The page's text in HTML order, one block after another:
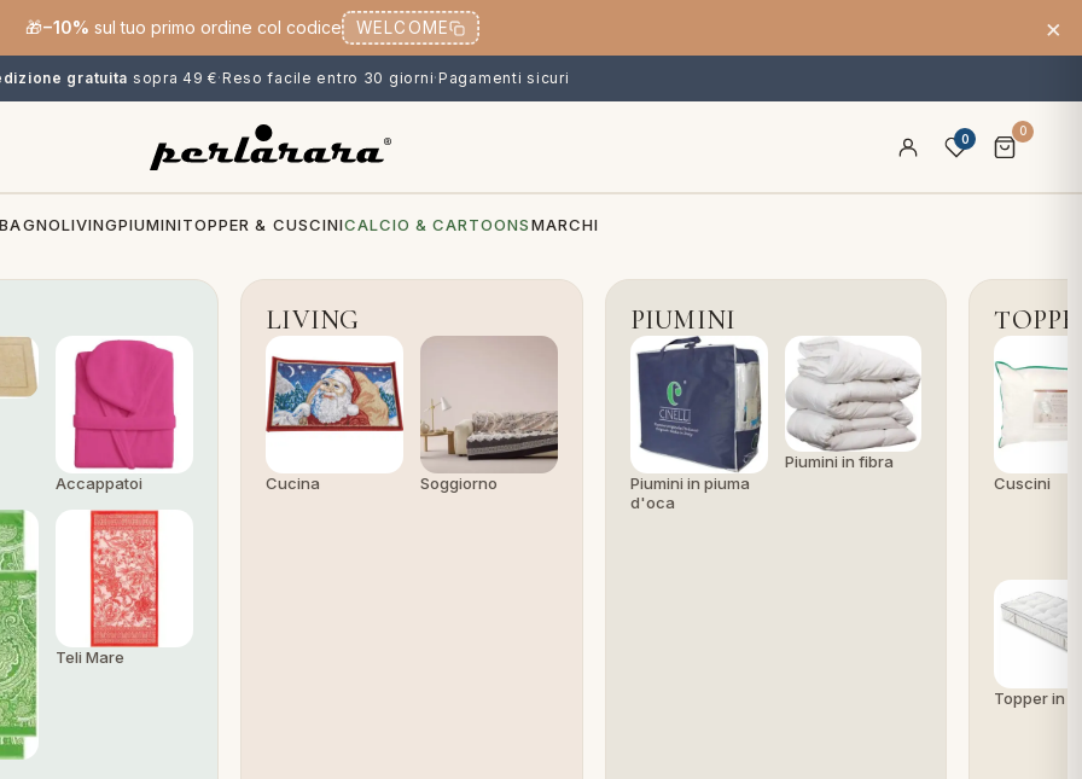
🎁−10% sul tuo primo ordine col codice WELCOME ×
gratuita sopra 49 €·Reso facile entro 30 giorni·Pagamenti sicuri
0
0
BAGNOLIVINGPIUMINITOPPER & CUSCINICALCIO & CARTOONSMARCHI
Accappatoi
Teli Mare
LIVING
Cucina Soggiorno
PIUMINI
Piumini in piuma
d'oca
Piumini in fibra
Cuscini
Topper in